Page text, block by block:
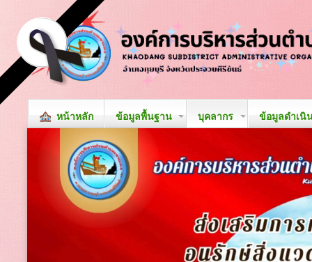
หน้าหลัก ข้อมูลพื้นฐาน บุคลากร ข้อมูลดำเนิ